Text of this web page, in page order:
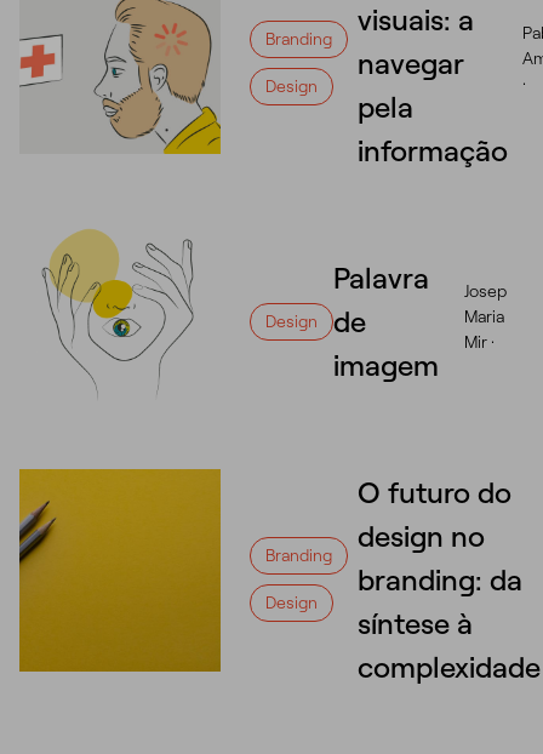
Branding
Design
visuais: a
navegar
pela
informação
·
Design
Palavra
de
imagem
Josep
Maria
Mir ·
Branding
Design
O futuro do
design no
branding: da
síntese à
complexidade